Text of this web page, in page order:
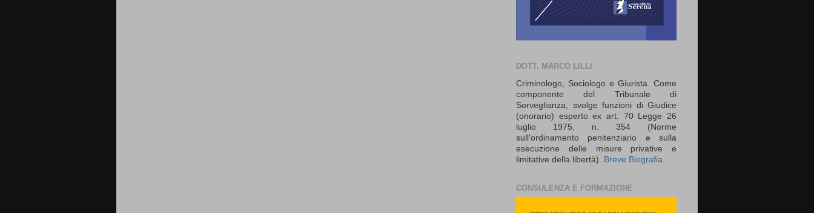
DOTT. MARCO LILLI
Criminologo, Sociologo e Giurista. Come
componente del Tribunale di
Sorveglianza, svolge funzioni di Giudice
(onorario) esperto ex art. 70 Legge 26
luglio 1975, n. 354 (Norme
sull’ordinamento penitenziario e sulla
esecuzione delle misure privative e
limitative della libertà). Breve Biografia.
CONSULENZA E FORMAZIONE